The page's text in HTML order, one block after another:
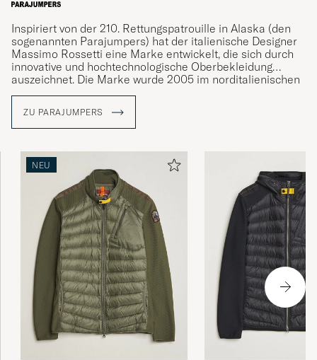
Inspiriert von der 210. Rettungspatrouille in Alaska (den
sogenannten Parajumpers) hat der italienische Designer
Massimo Rossetti eine Marke entwickelt, die sich durch
innovative und hochtechnologische Oberbekleidung
auszeichnet. Die Marke wurde 2005 im norditalienischen
Segusino gegründet und steht seitdem für hochwertige
klarem Zusammenhang mit der rauen Umgebung, in der
sich die 210. Rettungspatrouille aufhält, wie der gelbe
bei verschiedenen Modellen finden.
ZU PARAJUMPERS
NEU